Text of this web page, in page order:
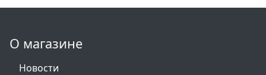
О магазине
Новости